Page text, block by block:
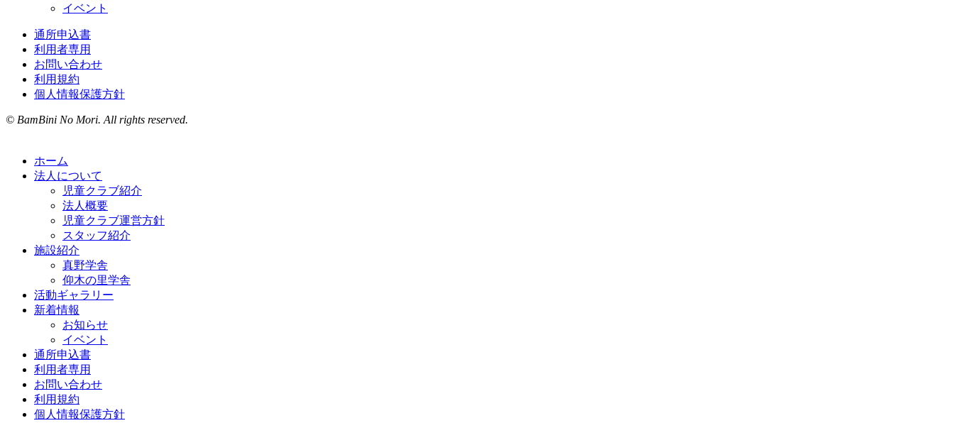
イベント
通所申込書
利用者専用
お問い合わせ
利用規約
個人情報保護方針
© BamBini No Mori. All rights reserved.
ホーム
法人について
児童クラブ紹介
法人概要
児童クラブ運営方針
スタッフ紹介
施設紹介
真野学舎
仰木の里学舎
活動ギャラリー
新着情報
お知らせ
イベント
通所申込書
利用者専用
お問い合わせ
利用規約
個人情報保護方針